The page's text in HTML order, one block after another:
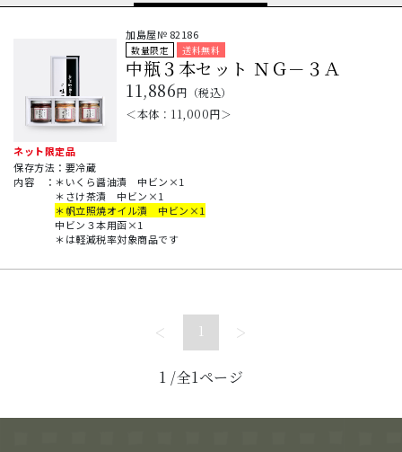
加島屋№ 82186
数量限定 送料無料
中瓶３本セット ＮＧ－３Ａ
11,886円（税込）
＜本体： 11,000円＞
ネット限定品
保存方法：要冷蔵
内容 ： ＊いくら醤油漬 中ビン×1
＊さけ茶漬 中ビン×1
＊帆立照焼オイル漬 中ビン×1
中ビン３本用函×1
＊は軽減税率対象商品です
< 1 >
1 /全1ページ